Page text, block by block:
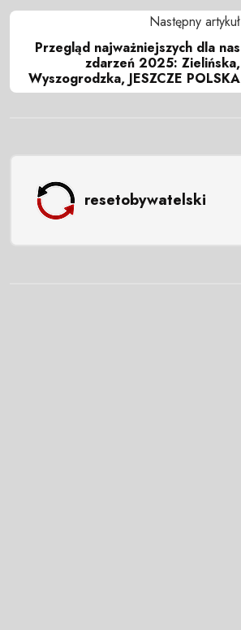
Następny artykuł
Przegląd najważniejszych dla nas
zdarzeń 2025: Zielińska,
Wyszogrodzka, JESZCZE POLSKA
resetobywatelski